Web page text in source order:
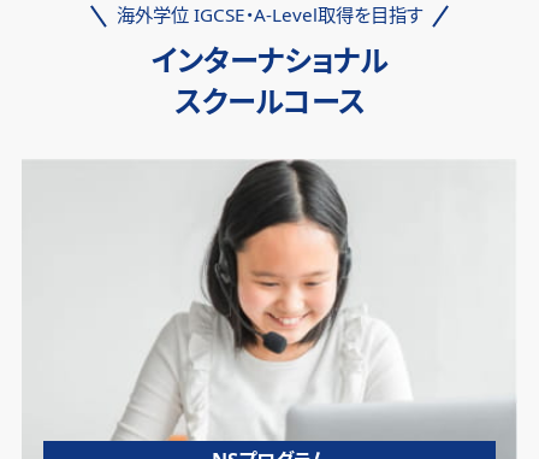
海外学位 IGCSE・A-Level取得を目指す
インターナショナル
スクールコース